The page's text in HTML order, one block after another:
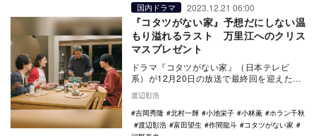
国内ドラマ 2023.12.21 06:00
『コタツがない家』予想だにしない温
もり溢れるラスト 万里江へのクリス
マスプレゼント
ドラマ『コタツがない家』（日本テレビ
系）が12月20日の放送で最終回を迎えた。
前回の放送で、深堀家のアイドル・チョー
さん…
渡辺彰浩
吉岡秀隆
北村一輝 小池栄子 小林薫
ホラン千秋
渡辺彰浩
富田望生 作間龍斗
コタツがない家